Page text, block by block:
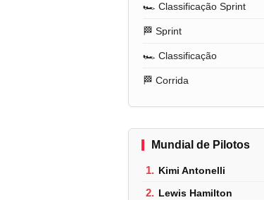
🏎️ Classificação Sprint
🏁 Sprint
🏎️ Classificação
🏁 Corrida
Mundial de Pilotos
1. Kimi Antonelli
2. Lewis Hamilton